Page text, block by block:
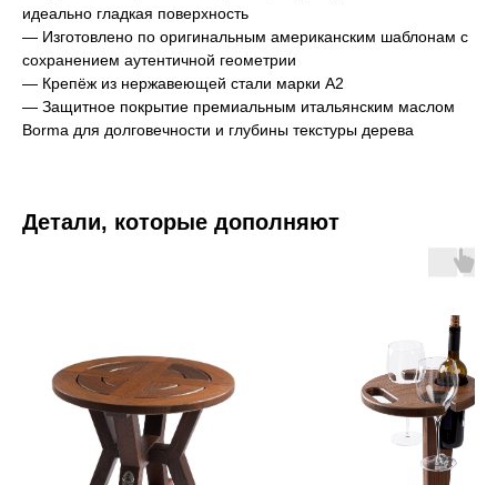
идеально гладкая поверхность
— Изготовлено по оригинальным американским шаблонам с
сохранением аутентичной геометрии
— Крепёж из нержавеющей стали марки A2
— Защитное покрытие премиальным итальянским маслом
Borma для долговечности и глубины текстуры дерева
Детали, которые дополняют